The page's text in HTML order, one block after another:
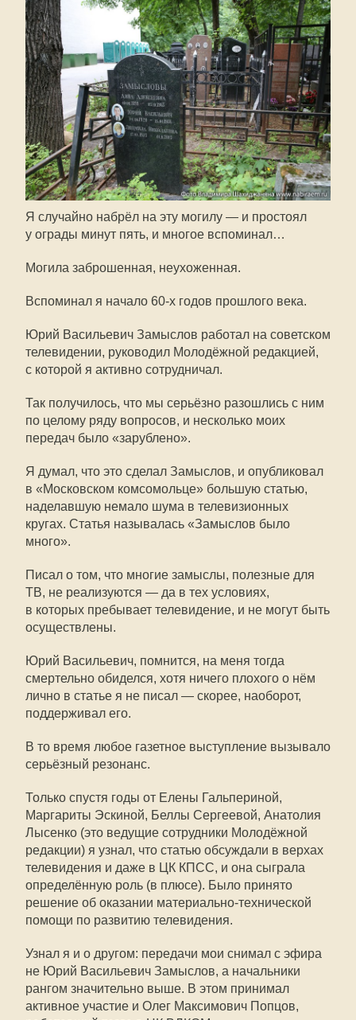
Я случайно набрёл на эту могилу — и простоял
у ограды минут пять, и многое вспоминал…
Могила заброшенная, неухоженная.
Вспоминал я начало 60-х годов прошлого века.
Юрий Васильевич Замыслов работал на советском
телевидении, руководил Молодёжной редакцией,
с которой я активно сотрудничал.
Так получилось, что мы серьёзно разошлись с ним
по целому ряду вопросов, и несколько моих
передач было «зарублено».
Я думал, что это сделал Замыслов, и опубликовал
в «Московском комсомольце» большую статью,
наделавшую немало шума в телевизионных
кругах. Статья называлась «Замыслов было
много».
Писал о том, что многие замыслы, полезные для
ТВ, не реализуются — да в тех условиях,
в которых пребывает телевидение, и не могут быть
осуществлены.
Юрий Васильевич, помнится, на меня тогда
смертельно обиделся, хотя ничего плохого о нём
лично в статье я не писал — скорее, наоборот,
поддерживал его.
В то время любое газетное выступление вызывало
серьёзный резонанс.
Только спустя годы от Елены Гальпериной,
Маргариты Эскиной, Беллы Сергеевой, Анатолия
Лысенко (это ведущие сотрудники Молодёжной
редакции) я узнал, что статью обсуждали в верхах
телевидения и даже в ЦК КПСС, и она сыграла
определённую роль (в плюсе). Было принято
решение об оказании материально-технической
помощи по развитию телевидения.
Узнал я и о другом: передачи мои снимал с эфира
не Юрий Васильевич Замыслов, а начальники
рангом значительно выше. В этом принимал
активное участие и Олег Максимович Попцов,